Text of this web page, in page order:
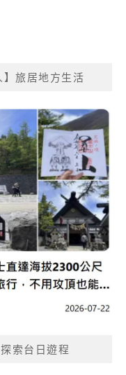
】旅居地方生活
索台日遊程